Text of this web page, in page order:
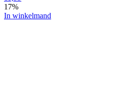
17%
In winkelmand